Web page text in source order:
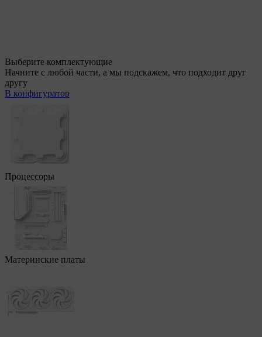
Выберите комплектующие
Начните с любой части, а мы подскажем, что подходит друг
другу
В конфигуратор
Процессоры
Материнские платы